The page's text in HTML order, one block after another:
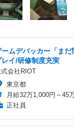
ームデバッカー「ま
レイ/研修制度充実
会社RIOT
東京都
月給32万1,000円～45
正社員